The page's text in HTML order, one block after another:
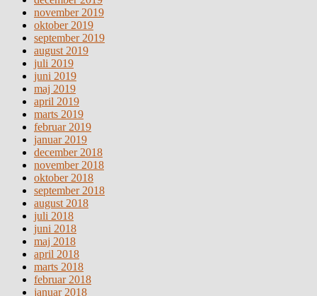
november 2019
oktober 2019
september 2019
august 2019
juli 2019
juni 2019
maj 2019
april 2019
marts 2019
februar 2019
januar 2019
december 2018
november 2018
oktober 2018
september 2018
august 2018
juli 2018
juni 2018
maj 2018
april 2018
marts 2018
februar 2018
januar 2018